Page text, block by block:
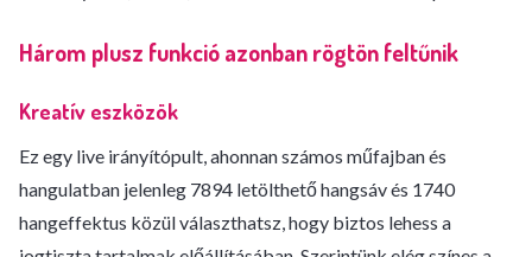
Három plusz funkció azonban rögtön feltűnik
Kreatív eszközök
Ez egy live irányítópult, ahonnan számos műfajban és
hangulatban jelenleg 7894 letölthető hangsáv és 1740
hangeffektus közül választhatsz, hogy biztos lehess a